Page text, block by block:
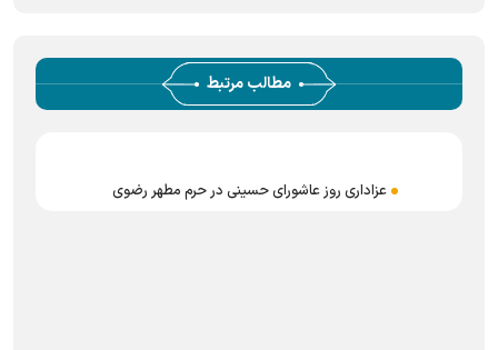
مطالب مرتبط
عزاداری روز عاشورای حسینی در حرم مطهر رضوی